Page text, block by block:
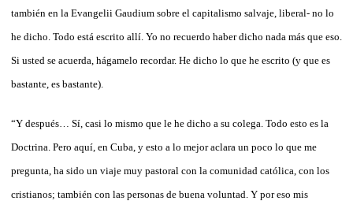
también en la Evangelii Gaudium sobre el capitalismo salvaje, liberal- no lo
he dicho. Todo está escrito allí. Yo no recuerdo haber dicho nada más que eso.
Si usted se acuerda, hágamelo recordar. He dicho lo que he escrito (y que es
bastante, es bastante).
“Y después… Sí, casi lo mismo que le he dicho a su colega. Todo esto es la
Doctrina. Pero aquí, en Cuba, y esto a lo mejor aclara un poco lo que me
pregunta, ha sido un viaje muy pastoral con la comunidad católica, con los
cristianos; también con las personas de buena voluntad. Y por eso mis